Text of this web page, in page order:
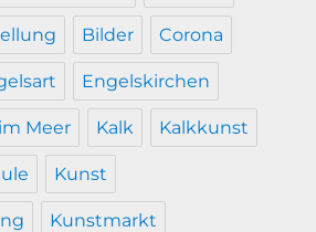
Bilder Corona
Engelskirchen
im Meer Kalk Kalkkunst
Kunst
Kunstmarkt